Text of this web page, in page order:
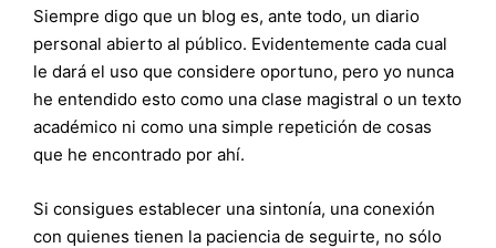
Siempre digo que un blog es, ante todo, un diario
personal abierto al público. Evidentemente cada cual
le dará el uso que considere oportuno, pero yo nunca
he entendido esto como una clase magistral o un texto
académico ni como una simple repetición de cosas
que he encontrado por ahí.
Si consigues establecer una sintonía, una conexión
con quienes tienen la paciencia de seguirte, no sólo